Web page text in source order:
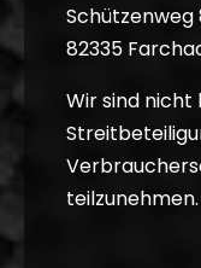
Schützenweg
82335
Wir sind
teilzunehmen.